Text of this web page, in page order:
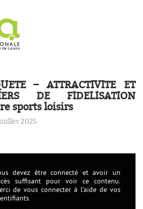
– ATTRACTIVITE ET
DE FIDELISATION
sports loisirs
2025
devez être connecté et avoir un
suffisant pour voir ce contenu.
de vous connecter à l’aide de vos